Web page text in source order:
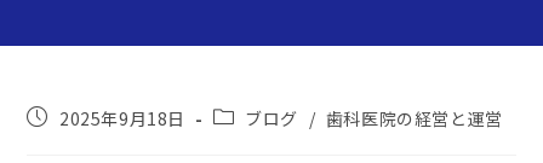
2025年9月18日 ブログ / 歯科医院の経営と運営